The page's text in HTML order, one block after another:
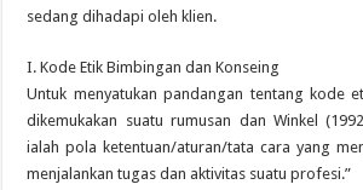
sedang dihadapi oleh klien.
I. Kode Etik Bimbingan dan Konseing
Untuk menyatukan pandangan tentang kode
dikemukakan suatu rumusan dan Winkel
ialah pola ketentuan/aturan/tata cara yang
menjalankan tugas dan aktivitas suatu profesi.”